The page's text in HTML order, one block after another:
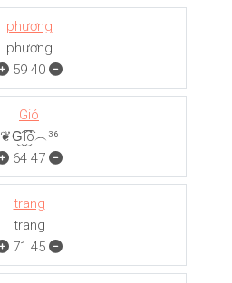
phương
phương
59 40
Gió
❦G͜͡I͜͡ó︵³⁶
64 47
trang
trang
71 45